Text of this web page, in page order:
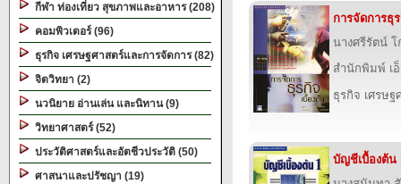
กีฬา ท่องเที่ยว สุขภาพและอาหาร (208)
คอมพิวเตอร์ (96)
ธุรกิจ เศรษฐศาสตร์และการจัดการ (82)
จิตวิทยา (2)
นวนิยาย อ่านเล่น และนิทาน (9)
วิทยาศาสตร์ (52)
ประวัติศาสตร์และอัตชีวประวัติ (50)
ศาสนาและปรัชญา (19)
การจัดการธุ
นางศรีรัตน์
สำนักพิมพ์ เ
ธุรกิจ เศรษฐ
บัญชีเบื้องต้น